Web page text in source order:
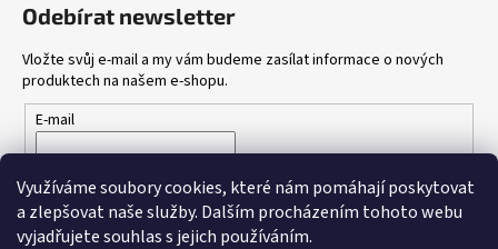
Využíváme soubory cookies, které nám pomáhají poskytovat
a zlepšovat naše služby. Dalším procházením tohoto webu
vyjadřujete souhlas s jejich používáním.
Odebírat newsletter
Vložte svůj e-mail a my vám budeme zasílat informace o nových
produktech na našem e-shopu.
E-mail
údajů
PŘIHLÁSIT SE